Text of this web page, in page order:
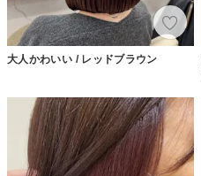
大人かわいい / レッドブラウン